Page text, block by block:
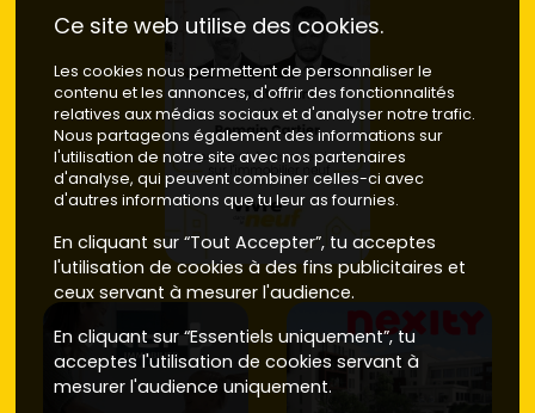
Ce site web utilise des cookies.
Les cookies nous permettent de personnaliser le
contenu et les annonces, d'offrir des fonctionnalités
relatives aux médias sociaux et d'analyser notre trafic.
Nous partageons également des informations sur
l'utilisation de notre site avec nos partenaires
d'analyse, qui peuvent combiner celles-ci avec
d'autres informations que tu leur as fournies.
En cliquant sur “Tout Accepter”, tu acceptes
l'utilisation de cookies à des fins publicitaires et
ceux servant à mesurer l'audience.
En cliquant sur “Essentiels uniquement”, tu
acceptes l'utilisation de cookies servant à
mesurer l'audience uniquement.